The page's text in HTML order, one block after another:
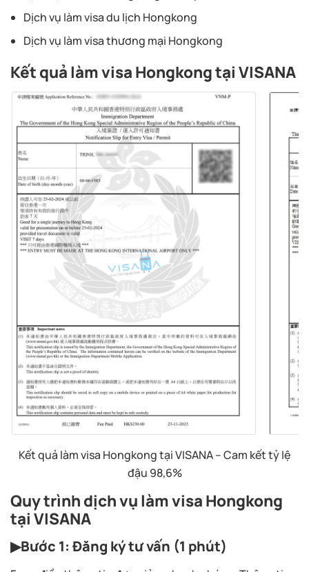
Dịch vụ làm visa du lịch Hongkong
Dịch vụ làm visa thương mại Hongkong
Kết quả làm visa Hongkong tại VISANA
Kết quả làm visa Hongkong tại VISANA – Cam kết tỷ lệ
đậu 98,6%
Quy trình dịch vụ làm visa Hongkong
tại VISANA
▶Bước 1: Đăng ký tư vấn (1 phút)